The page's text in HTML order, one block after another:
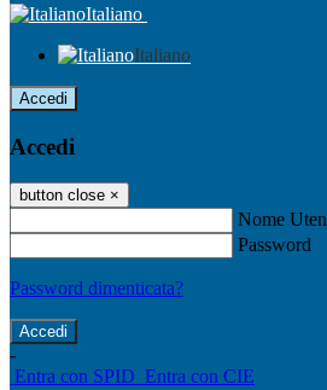
Italiano
Italiano
Accedi
Accedi
button close ×
Nome
Password
Password dimenticata?
-
Entra con SPID Entra con CIE